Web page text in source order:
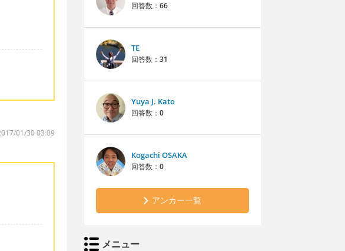
01/30 03:09
回答数： 66
TE
回答数： 31
Yuya J. Kato
回答数： 0
Kogachi OSAKA
回答数： 0
アンカー一覧
メニュー